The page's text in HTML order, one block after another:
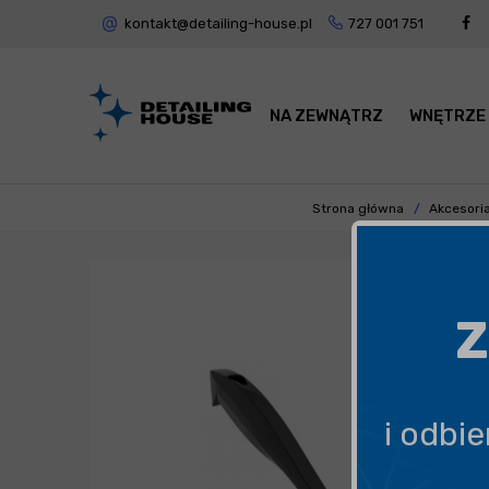
kontakt@detailing-house.pl 727 001 751
NA ZEWNĄTRZ WNĘTRZE
Strona główna Akcesoria
i